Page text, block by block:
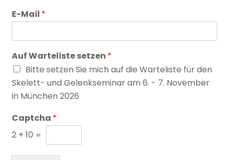
E-Mail *
Auf Warteliste setzen *
Bitte setzen Sie mich auf die Warteliste für den
Skelett- und Gelenkseminar am 6. - 7. November
in München 2026
Captcha *
2 + 10 =